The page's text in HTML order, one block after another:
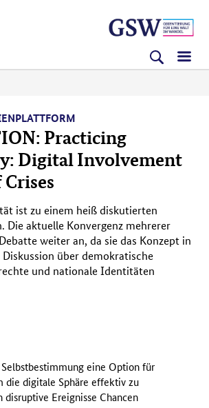
Practicing
Digital Involvement
ist zu einem heiß diskutierten
Die aktuelle Konvergenz mehrerer
weiter an, da sie das Konzept in
über demokratische
und nationale Identitäten
eine Option für
die digitale Sphäre effektiv zu
disruptive Ereignisse Chancen